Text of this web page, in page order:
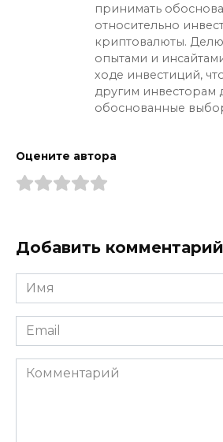
принимать
относительно
криптовалюты.
опытами и
ходе инвестиций,
другим инвесторам
обоснованные
Оцените автора
Добавить комментарий
Имя
*
Email
*
Комментарий